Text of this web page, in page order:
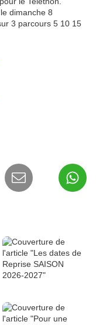
dimanche 8
3 parcours 5 10 15